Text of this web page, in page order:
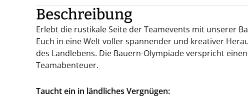
Beschreibung
Erlebt die rustikale Seite der Teamevents mit unserer
Euch in eine Welt voller spannender und kreativer
des Landlebens. Die Bauern-Olympiade verspricht
Teamabenteuer.
Taucht ein in ländliches Vergnügen: